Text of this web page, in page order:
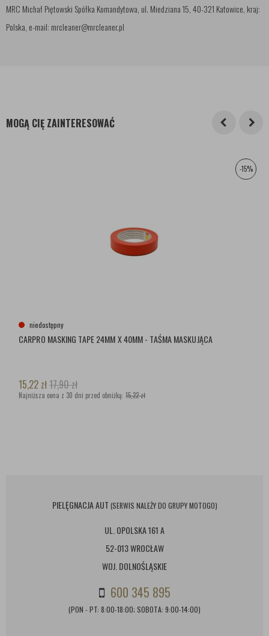
MRC Michał Piętowski Spółka Komandytowa, ul. Miedziana 15, 40-321 Katowice, kraj:
Polska, e-mail: mrcleaner@mrcleaner.pl
MOGĄ CIĘ ZAINTERESOWAĆ
-15%
niedostępny
CARPRO MASKING TAPE 24MM X 40MM - TAŚMA MASKUJĄCA
15,22 zł17,90zł
Najniższa cena z 30 dni przed obniżką: 15,22 zł
PIELĘGNACJA AUT (SERWIS NALEŻY DO GRUPY MOTOGO)
UL. OPOLSKA 161 A
52-013 WROCŁAW
WOJ. DOLNOŚLĄSKIE
600 345 895
(PON - PT: 8:00-18:00; SOBOTA: 9:00-14:00)